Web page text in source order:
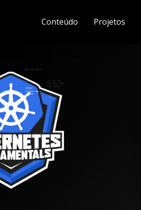
Conteúdo Projetos